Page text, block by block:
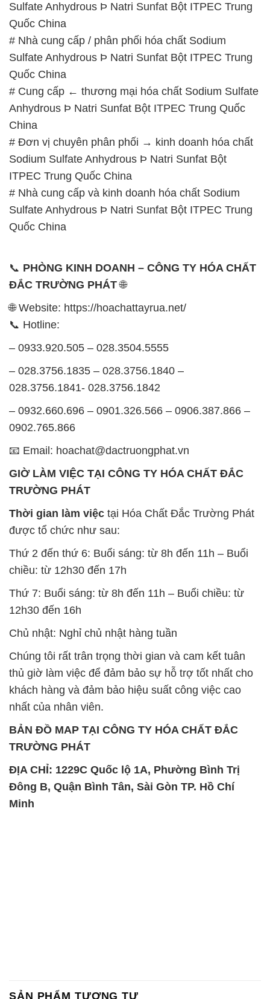
Sulfate Anhydrous Þ Natri Sunfat Bột ITPEC Trung
Quốc China
# Nhà cung cấp / phân phối hóa chất Sodium
Sulfate Anhydrous Þ Natri Sunfat Bột ITPEC Trung
Quốc China
# Cung cấp ← thương mại hóa chất Sodium Sulfate
Anhydrous Þ Natri Sunfat Bột ITPEC Trung Quốc
China
# Đơn vị chuyên phân phối → kinh doanh hóa chất
Sodium Sulfate Anhydrous Þ Natri Sunfat Bột
ITPEC Trung Quốc China
# Nhà cung cấp và kinh doanh hóa chất Sodium
Sulfate Anhydrous Þ Natri Sunfat Bột ITPEC Trung
Quốc China
📞 PHÒNG KINH DOANH – CÔNG TY HÓA CHẤT
ĐẮC TRƯỜNG PHÁT🌐
🌐 Website: https://hoachattayrua.net/
📞 Hotline:
– 0933.920.505 – 028.3504.5555
– 028.3756.1835 – 028.3756.1840 –
028.3756.1841- 028.3756.1842
– 0932.660.696 – 0901.326.566 – 0906.387.866 –
0902.765.866
📧 Email: hoachat@dactruongphat.vn
GIỜ LÀM VIỆC TẠI CÔNG TY HÓA CHẤT ĐẮC
TRƯỜNG PHÁT
Thời gian làm việc tại Hóa Chất Đắc Trường Phát
được tổ chức như sau:
Thứ 2 đến thứ 6: Buổi sáng: từ 8h đến 11h – Buổi
chiều: từ 12h30 đến 17h
Thứ 7: Buổi sáng: từ 8h đến 11h – Buổi chiều: từ
12h30 đến 16h
Chủ nhật: Nghỉ chủ nhật hàng tuần
Chúng tôi rất trân trọng thời gian và cam kết tuân
thủ giờ làm việc để đảm bảo sự hỗ trợ tốt nhất cho
khách hàng và đảm bảo hiệu suất công việc cao
nhất của nhân viên.
BẢN ĐỒ MAP TẠI CÔNG TY HÓA CHẤT ĐẮC
TRƯỜNG PHÁT
ĐỊA CHỈ: 1229C Quốc lộ 1A, Phường Bình Trị
Đông B, Quận Bình Tân, Sài Gòn TP. Hồ Chí
Minh
SẢN PHẨM TƯƠNG TỰ